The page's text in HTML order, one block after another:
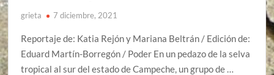
grieta 7 diciembre, 2021
Reportaje de: Katia Rejón y Mariana Beltrán / Edición de:
Eduard Martín-Borregón / Poder En un pedazo de la selva
tropical al sur del estado de Campeche, un grupo de …